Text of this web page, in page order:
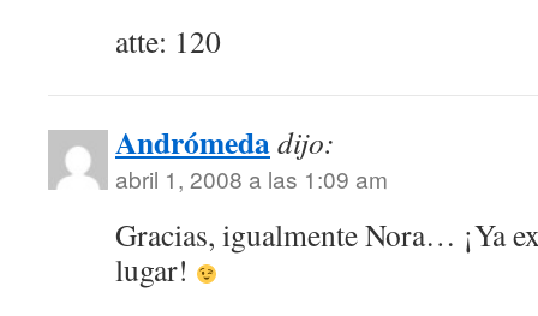
atte: 120
Andrómedadijo:
abril 1, 2008 a las 1:09 am
Gracias, igualmente Nora… ¡Ya
lugar!